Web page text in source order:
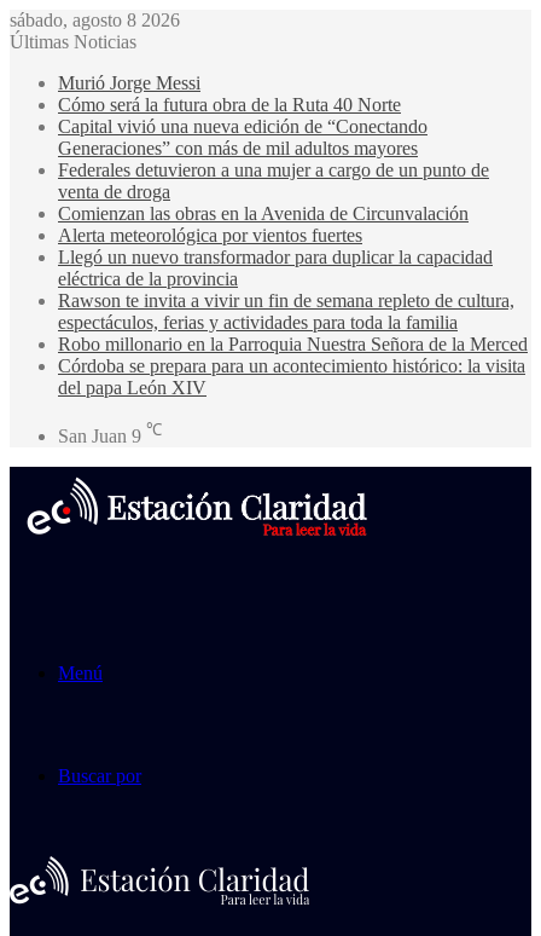
sábado, agosto 8 2026
Últimas Noticias
Murió Jorge Messi
Cómo será la futura obra de la Ruta 40 Norte
Capital vivió una nueva edición de “Conectando
Generaciones” con más de mil adultos mayores
Federales detuvieron a una mujer a cargo de un punto de
venta de droga
Comienzan las obras en la Avenida de Circunvalación
Alerta meteorológica por vientos fuertes
Llegó un nuevo transformador para duplicar la capacidad
eléctrica de la provincia
Rawson te invita a vivir un fin de semana repleto de cultura,
espectáculos, ferias y actividades para toda la familia
Robo millonario en la Parroquia Nuestra Señora de la Merced
Córdoba se prepara para un acontecimiento histórico: la visita
del papa León XIV
San Juan 9 ℃
Menú
Buscar por